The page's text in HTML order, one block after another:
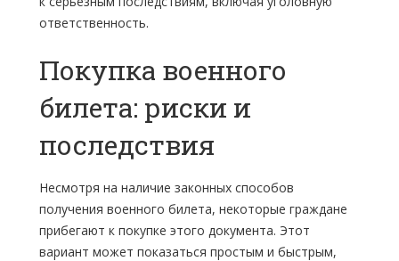
ответственность.
Покупка военного
билета: риски и
последствия
Несмотря на наличие законных способов
получения военного билета, некоторые граждане
прибегают к покупке этого документа. Этот
вариант может показаться простым и быстрым,